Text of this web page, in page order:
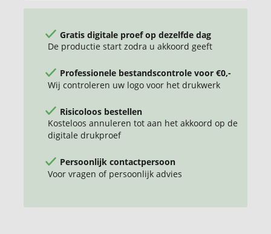
Gratis digitale proef op dezelfde dag
De productie start zodra u akkoord geeft
Professionele bestandscontrole voor €0,-
Wij controleren uw logo voor het drukwerk
Risicoloos bestellen
Kosteloos annuleren tot aan het akkoord op de
digitale drukproef
Persoonlijk contactpersoon
Voor vragen of persoonlijk advies